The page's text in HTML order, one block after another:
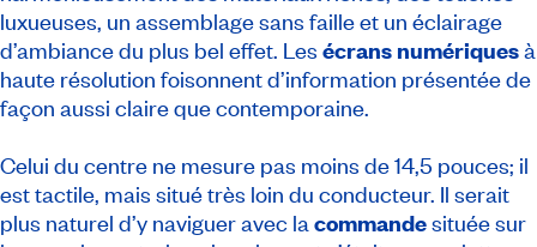
luxueuses, un assemblage sans faille et un éclairage
d’ambiance du plus bel effet. Les écrans numériquesà
haute résolution foisonnent d’information présentée de
façon aussi claire que contemporaine.
Celui du centre ne mesure pas moins de 14,5 pouces; il
est tactile, mais situé très loin du conducteur. Il serait
plus naturel d’y naviguer avec la commandesituée sur